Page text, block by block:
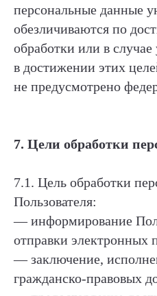
персональные данные
обезличиваются по
обработки или в
в достижении этих
не предусмотрено
7. Цели обработки
7.1. Цель обработки
Пользователя:
— информирование
отправки электронных
— заключение,
гражданско-правовых